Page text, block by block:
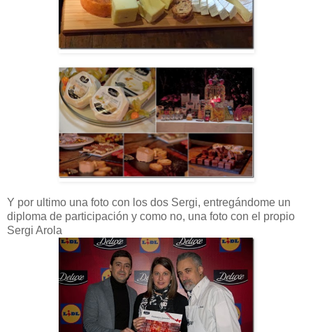
Y por ultimo una foto con los dos Sergi, entregándome un
diploma de participación y como no, una foto con el propio
Sergi Arola